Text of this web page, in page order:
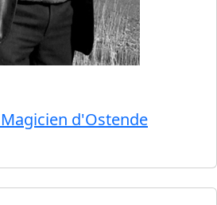
Magicien d'Ostende